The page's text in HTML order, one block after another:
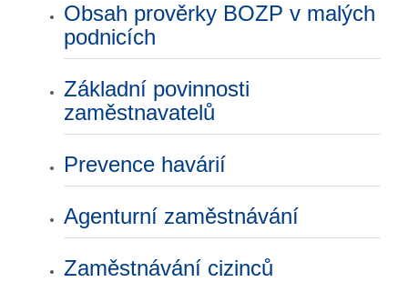
Obsah prověrky BOZP v malých
podnicích
Základní povinnosti
zaměstnavatelů
Prevence havárií
Agenturní zaměstnávání
Zaměstnávání cizinců